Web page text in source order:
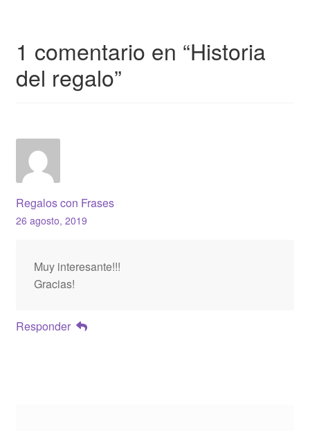
1 comentario en “Historia
del regalo”
Regalos con Frases
26 agosto, 2019
Muy interesante!!!
Gracias!
Responder